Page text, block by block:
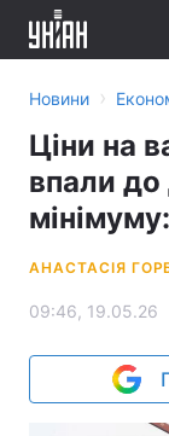
Новини ›
Ціни на
впали
АНАСТАСІЯ
09:46, 19.05.26